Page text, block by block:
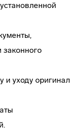
законного
и уходу оригинал